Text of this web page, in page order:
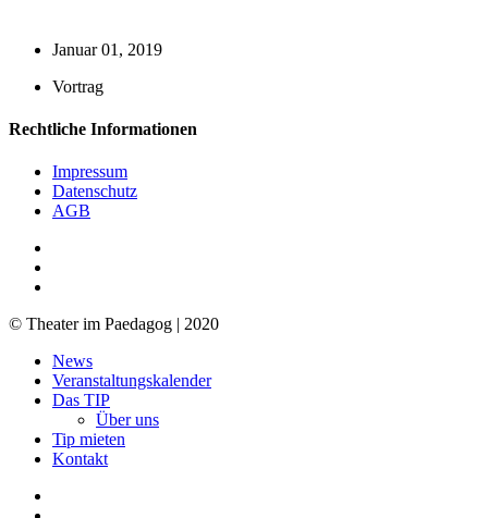
Januar 01, 2019
Vortrag
Rechtliche Informationen
Impressum
Datenschutz
AGB
© Theater im Paedagog | 2020
Close
Menu
News
Veranstaltungskalender
Das TIP
Über uns
Tip mieten
Kontakt